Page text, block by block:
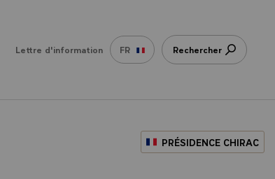
Lettre d'information FR Rechercher
PRÉSIDENCE CHIRAC